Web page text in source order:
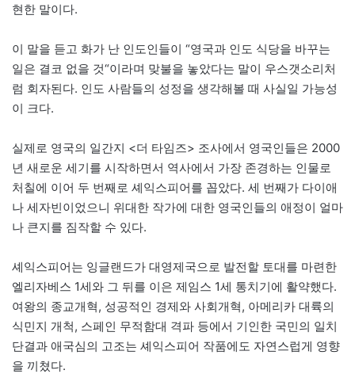
현한 말이다.
이 말을 듣고 화가 난 인도인들이 “영국과 인도 식당을 바꾸는
일은 결코 없을 것“이라며 맞불을 놓았다는 말이 우스갯소리처
럼 회자된다. 인도 사람들의 성정을 생각해볼 때 사실일 가능성
이 크다.
실제로 영국의 일간지 <더 타임즈> 조사에서 영국인들은 2000
년 새로운 세기를 시작하면서 역사에서 가장 존경하는 인물로
처칠에 이어 두 번째로 셰익스피어를 꼽았다. 세 번째가 다이애
나 세자빈이었으니 위대한 작가에 대한 영국인들의 애정이 얼마
나 큰지를 짐작할 수 있다.
셰익스피어는 잉글랜드가 대영제국으로 발전할 토대를 마련한
엘리자베스 1세와 그 뒤를 이은 제임스 1세 통치기에 활약했다.
여왕의 종교개혁, 성공적인 경제와 사회개혁, 아메리카 대륙의
식민지 개척, 스페인 무적함대 격파 등에서 기인한 국민의 일치
단결과 애국심의 고조는 셰익스피어 작품에도 자연스럽게 영향
을 끼쳤다.